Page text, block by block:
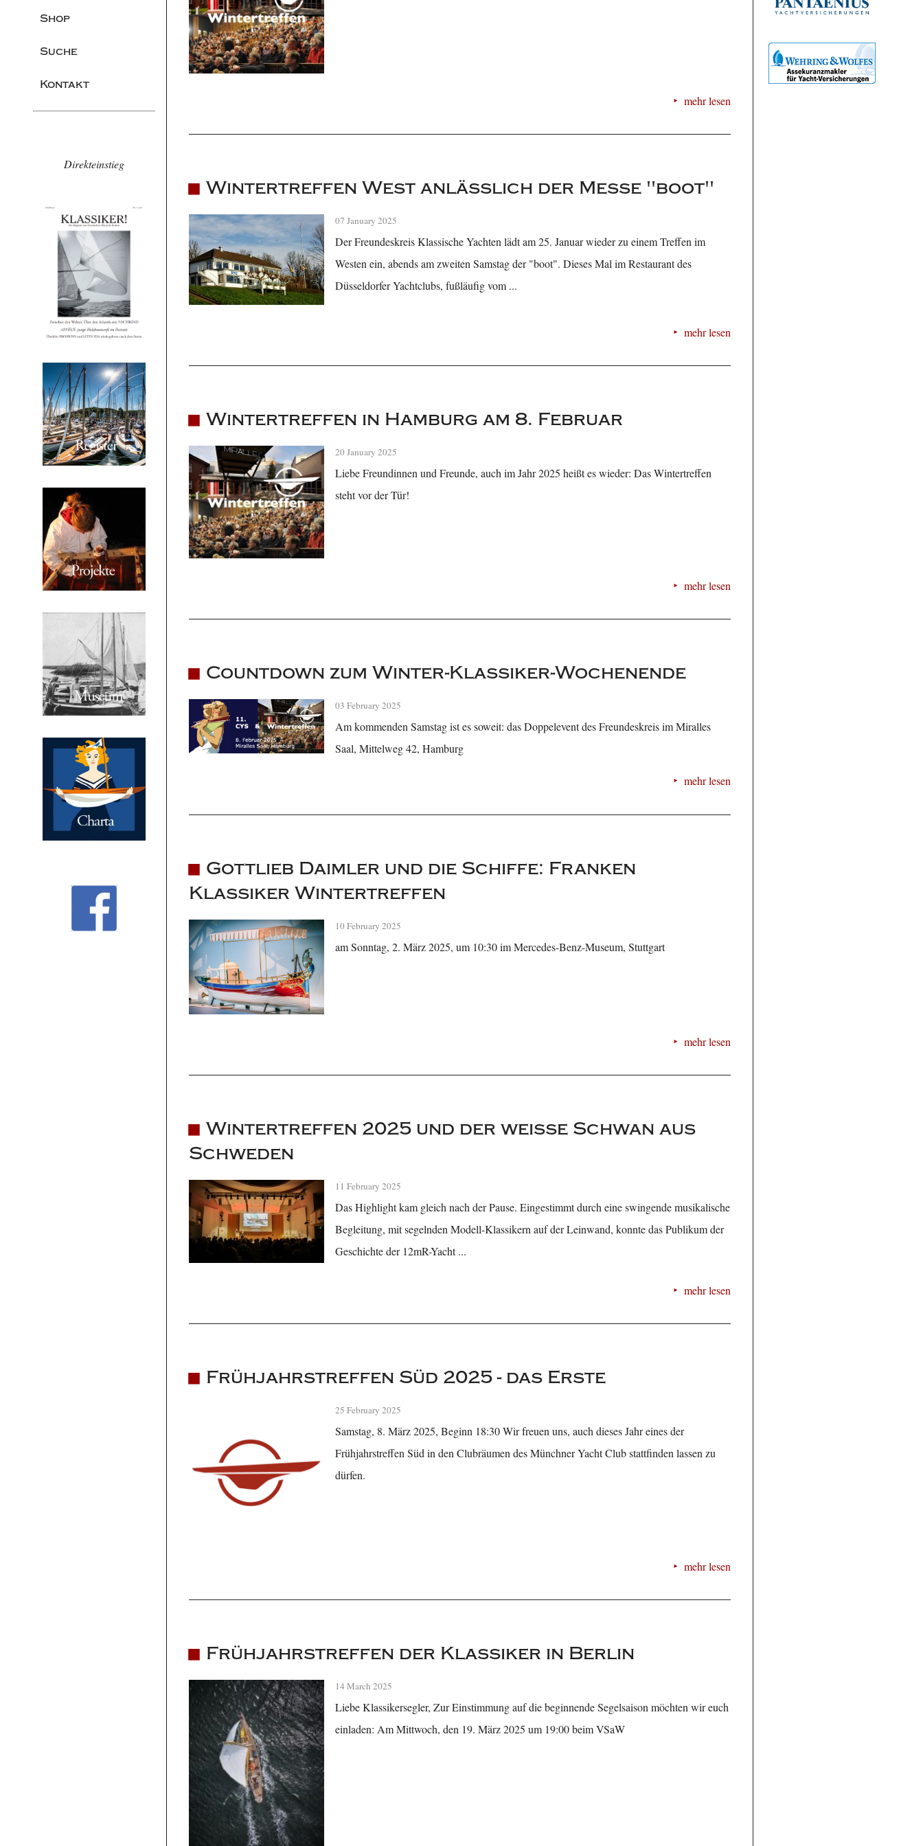
Shop
Suche
Kontakt
Direkteinstieg
mehr lesen
Wintertreffen West anlässlich der Messe "boot"
07 January 2025
Der Freundeskreis Klassische Yachten lädt am 25. Januar wieder zu einem Treffen im
Westen ein, abends am zweiten Samstag der "boot". Dieses Mal im Restaurant des
Düsseldorfer Yachtclubs, fußläufig vom ...
mehr lesen
Wintertreffen in Hamburg am 8. Februar
20 January 2025
Liebe Freundinnen und Freunde, auch im Jahr 2025 heißt es wieder: Das Wintertreffen
steht vor der Tür!
mehr lesen
Countdown zum Winter-Klassiker-Wochenende
03 February 2025
Am kommenden Samstag ist es soweit: das Doppelevent des Freundeskreis im Miralles
Saal, Mittelweg 42, Hamburg
mehr lesen
Gottlieb Daimler und die Schiffe: Franken
Klassiker Wintertreffen
10 February 2025
am Sonntag, 2. März 2025, um 10:30 im Mercedes-Benz-Museum, Stuttgart
mehr lesen
Wintertreffen 2025 und der weiße Schwan aus
Schweden
11 February 2025
Das Highlight kam gleich nach der Pause. Eingestimmt durch eine swingende musikalische
Begleitung, mit segelnden Modell-Klassikern auf der Leinwand, konnte das Publikum der
Geschichte der 12mR-Yacht ...
mehr lesen
Frühjahrstreffen Süd 2025 - das Erste
25 February 2025
Samstag, 8. März 2025, Beginn 18:30 Wir freuen uns, auch dieses Jahr eines der
Frühjahrstreffen Süd in den Clubräumen des Münchner Yacht Club stattfinden lassen zu
dürfen.
mehr lesen
Frühjahrstreffen der Klassiker in Berlin
14 March 2025
Liebe Klassikersegler, Zur Einstimmung auf die beginnende Segelsaison möchten wir euch
einladen: Am Mittwoch, den 19. März 2025 um 19:00 beim VSaW